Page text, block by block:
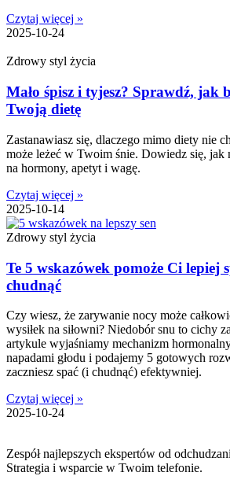
Czytaj więcej »
2025-10-24
Zdrowy styl życia
Mało śpisz i tyjesz? Sprawdź, jak
Twoją dietę
Zastanawiasz się, dlaczego mimo diety nie
może leżeć w Twoim śnie. Dowiedz się, jak
na hormony, apetyt i wagę.
Czytaj więcej »
2025-10-14
Zdrowy styl życia
Te 5 wskazówek pomoże Ci lepiej
chudnąć
Czy wiesz, że zarywanie nocy może
wysiłek na siłowni? Niedobór snu to cichy
artykule wyjaśniamy mechanizm
napadami głodu i podajemy 5 gotowych
zaczniesz spać (i chudnąć) efektywniej.
Czytaj więcej »
2025-10-24
Zespół najlepszych ekspertów od
Strategia i wsparcie w Twoim telefonie.